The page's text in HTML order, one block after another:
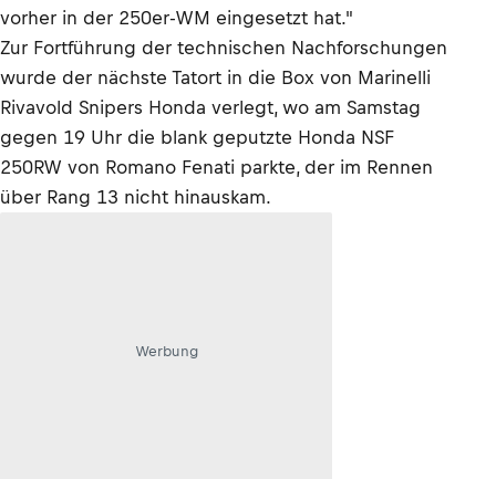
vorher in der 250er-WM eingesetzt hat."
Zur Fortführung der technischen Nachforschungen
wurde der nächste Tatort in die Box von Marinelli
Rivavold Snipers Honda verlegt, wo am Samstag
gegen 19 Uhr die blank geputzte Honda NSF
250RW von Romano Fenati parkte, der im Rennen
über Rang 13 nicht hinauskam.
Werbung